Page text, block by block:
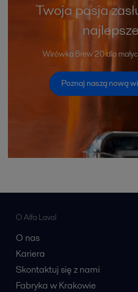
Twoja pasja
najlepsze
Wirówka Brew 20 dla
Poznaj naszą nową
O Alfa Laval
O nas
Kariera
Skontaktuj się z nami
Fabryka w Krakowie